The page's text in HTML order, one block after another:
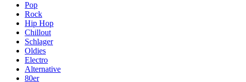
Pop
Rock
Hip Hop
Chillout
Schlager
Oldies
Electro
Alternative
80er